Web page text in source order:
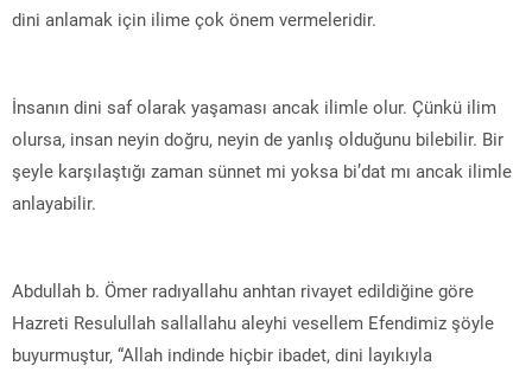
dini anlamak için ilime çok önem vermeleridir.
İnsanın dini saf olarak yaşaması ancak ilimle olur. Çünkü ilim
olursa, insan neyin doğru, neyin de yanlış olduğunu bilebilir. Bir
şeyle karşılaştığı zaman sünnet mi yoksa bi’dat mı ancak ilimle
anlayabilir.
Abdullah b. Ömer radıyallahu anhtan rivayet edildiğine göre
Hazreti Resulullah sallallahu aleyhi vesellem Efendimiz şöyle
buyurmuştur, “Allah indinde hiçbir ibadet, dini layıkıyla